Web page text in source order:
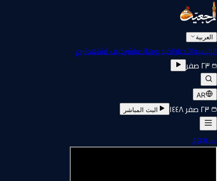
العربية
الرئيسيةالأخبارالفيديوهاتمباشركيف تشاهدتبرع
٢٣ صفر
AR
٢٣ صفر ١٤٤٨ البث المباشر
←رجوع